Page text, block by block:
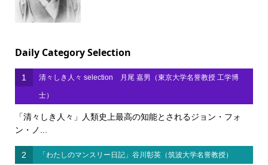
Daily Category Selection
1 清々しき人々 selection 月尾 嘉男（東京大学名誉教授 工学博
士）
「清々しき人々」人類史上最高の知能とされるジョン・フォ
ン・ノ...
2 「わたしのマンスリー日記」谷川彰英（筑波大学名誉教授）